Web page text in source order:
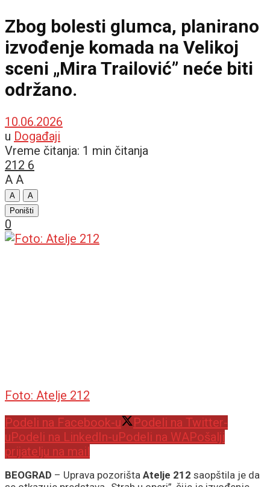
Zbog bolesti glumca, planirano
izvođenje komada na Velikoj
sceni „Mira Trailović” neće biti
održano.
10.06.2026
u Događaji
Vreme čitanja: 1 min čitanja
212 6
A A
A
A
Poništi
0
Foto: Atelje 212
Podeli na Facebook-u
Podeli na Twitter-
u Podeli na LinkedIn-u Podeli na WAPošalji
prijatelju na mail
BEOGRAD – Uprava pozorišta Atelje 212 saopštila je da